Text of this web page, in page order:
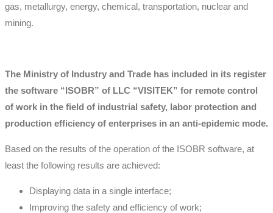
gas, metallurgy, energy, chemical, transportation, nuclear and
mining.
The Ministry of Industry and Trade has included in its register
the software “ISOBR” of LLC “VISITEK” for remote control
of work in the field of industrial safety, labor protection and
production efficiency of enterprises in an anti-epidemic mode.
Based on the results of the operation of the ISOBR software, at
least the following results are achieved:
Displaying data in a single interface;
Improving the safety and efficiency of work;